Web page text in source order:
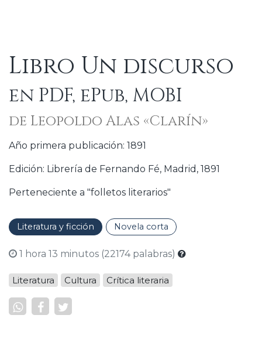
Libro Un discurso
en PDF, ePub, MOBI
de Leopoldo Alas «Clarín»
Año primera publicación: 1891
Edición: Librería de Fernando Fé, Madrid, 1891
Perteneciente a "folletos literarios"
Literatura y ficción Novela corta
1 hora 13 minutos (22174 palabras)
Literatura Cultura Crítica literaria